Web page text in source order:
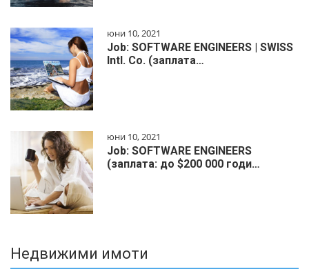
юни 10, 2021
Job: SOFTWARE ENGINEERS | SWISS
Intl. Co. (заплата…
юни 10, 2021
Job: SOFTWARE ENGINEERS
(заплата: до $200 000 годи…
Недвижими имоти